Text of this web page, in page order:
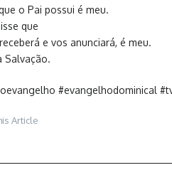
o Pai possui é meu.
que
e vos anunciará, é meu.
Salvação.
#evangelhodominical
Article